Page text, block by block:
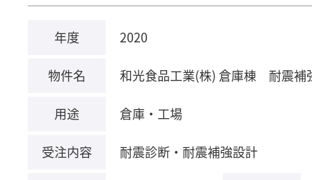
年度 2020
物件名 和光食品工業(株) 倉庫棟 耐震補
用途 倉庫・工場
受注内容 耐震診断・耐震補強設計